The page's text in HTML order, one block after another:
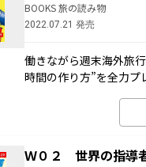
BOOKS 旅の読み物
2022.07.21 発売
働きながら週末海外旅
時間の作り方”を全力プ
Ｗ０２ 世界の指導